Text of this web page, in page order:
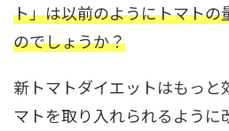
ト」は以前のようにトマトの
のでしょうか？
新トマトダイエットはもっと
マトを取り入れられるように